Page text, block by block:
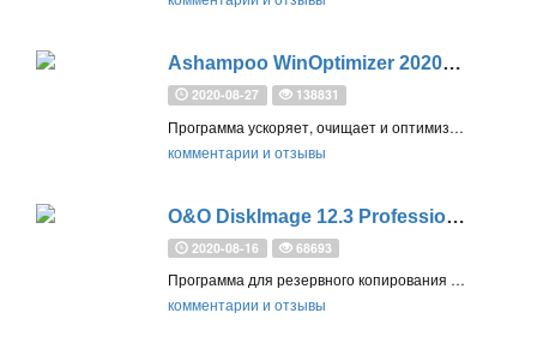
Ashampoo WinOptimizer 2020 – бесплатная лицензия
2020-08-27 138831
Программа ускоряет, очищает и оптимизирует производительность вашей системы Windows лучше, чем встроенные инструменты
комментарии и отзывы
O&O DiskImage 12.3 Professional – бесплатная лицензия
2020-08-16 68693
Программа для резервного копирования и восстановления данных позволяет создавать резервные копии системы, всего компьютера или отдельных файлов
комментарии и отзывы